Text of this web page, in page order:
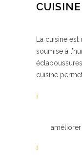
CUISINE
La cuisine
soumise à
cuisine